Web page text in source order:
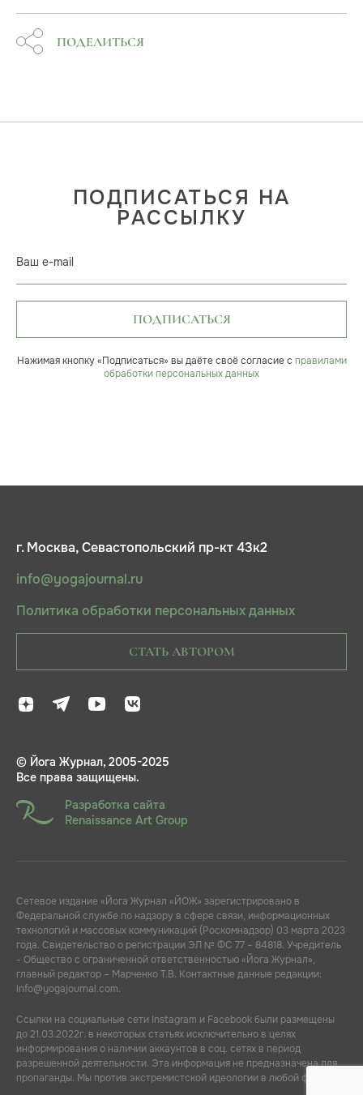
ПОДЕЛИТЬСЯ
ПОДПИСАТЬСЯ НА
РАССЫЛКУ
Ваш e-mail
ПОДПИСАТЬСЯ
Нажимая кнопку «Подписаться» вы даёте своё согласие с правилами
обработки персональных данных
г. Москва, Севастопольский пр-кт 43к2
info@yogajournal.ru
Политика обработки персональных данных
СТАТЬ АВТОРОМ
© Йога Журнал, 2005-2025
Все права защищены.
Разработка сайта
Renaissance Art Group
Сетевое издание «Йога Журнал «ЙОЖ» зарегистрировано в
Федеральной службе по надзору в сфере связи, информационных
технологий и массовых коммуникаций (Роскомнадзор) 03 марта 2023
года. Свидетельство о регистрации ЭЛ № ФС 77 – 84818. Учредитель
- Общество с ограниченной ответственностью «Йога Журнал»,
главный редактор – Марченко Т.В. Контактные данные редакции:
info@yogajournal.com.
Ссылки на социальные сети Instagram и Facebook были размещены
до 21.03.2022г. в некоторых статьях исключительно в целях
информирования о наличии аккаунтов в соц. сетях в период
разрешенной деятельности. Эта информация не предназначена для
пропаганды. Мы против экстремистской идеологии в любой форме.